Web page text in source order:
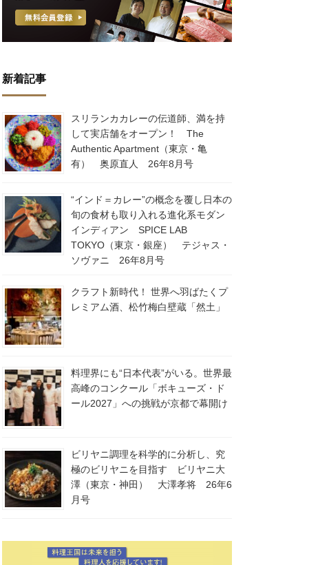
新着記事
スリランカカレーの伝道師、満を持
して実店舗をオープン！ The
Authentic Apartment（東京・亀
有） 奥原直人 26年8月号
“インド＝カレー”の概念を覆し日本の
旬の食材も取り入れる進化系モダン
インディアン SPICE LAB
TOKYO（東京・銀座） テジャス・
ソヴァニ 26年8月号
クラフト新時代！ 世界へ羽ばたくプ
レミアム酒、松竹梅白壁蔵「然土」
料理界にも“日本代表”がいる。世界最
高峰のコンクール「ボキューズ・ド
ール2027」への挑戦が京都で幕開け
ビリヤニ調理を科学的に分析し、究
極のビリヤニを目指す ビリヤニ大
澤（東京・神田） 大澤孝将 26年6
月号